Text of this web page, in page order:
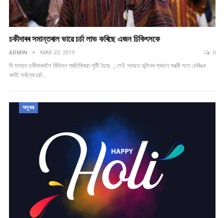
চকীদাৰৰ সমান্তৰাল ভাৱে চৰ্চা লাভ কৰিছে এজন চিকিৎসকে
ADMIN MAR 23, 2019 0
যি সময়ত চকীদাৰকলৈ বিভিন্ন প্ৰতিক্ৰিয়া সৃষ্টি হৈছে , সেই সময়ত ভূটানৰ প্ৰধান মন্ত্ৰী লতে চেৰিঙৰ
কৰ্মই সৰ্বত্ৰে চৰ্চা…
অনুভৱ